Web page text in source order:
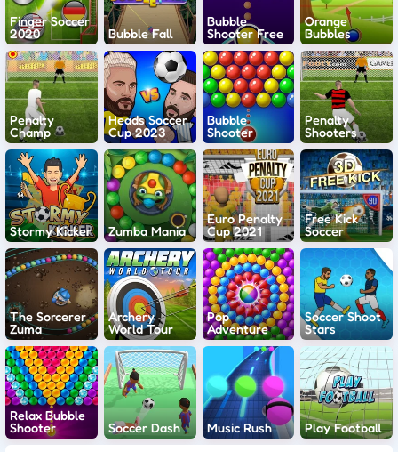
Finger Soccer
2020
Bubble Fall
Bubble
Shooter Free
Orange
Bubbles
Penalty
Champ
Heads Soccer
Cup 2023
Bubble
Shooter
Penalty
Shooters
Stormy Kicker Zumba Mania
Euro Penalty
Cup 2021
Free Kick
Soccer
The Sorcerer
Zuma
Archery
World Tour
Pop
Adventure
Soccer Shoot
Stars
Relax Bubble
Shooter
Soccer Dash Music Rush Play Football